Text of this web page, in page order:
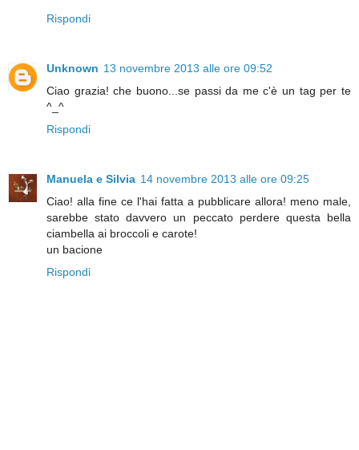
Rispondi
Unknown 13 novembre 2013 alle ore 09:52
Ciao grazia! che buono...se passi da me c'è un tag per te
^_^
Rispondi
Manuela e Silvia 14 novembre 2013 alle ore 09:25
Ciao! alla fine ce l'hai fatta a pubblicare allora! meno male,
sarebbe stato davvero un peccato perdere questa bella
ciambella ai broccoli e carote!
un bacione
Rispondi